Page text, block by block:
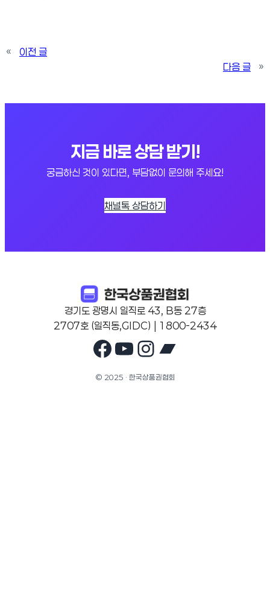
«
이전 글
다음 글
»
지금 바로 상담 받기!
궁금하신 것이 있다면, 부담없이 문의해 주세요!
채널톡 상담하기
경기도 광명시 일직로 43, B동 27층
2707호 (일직동,GIDC) | 1800-2434
Facebook
YouTube
Instagram
© 2025 · 한국상품권협회